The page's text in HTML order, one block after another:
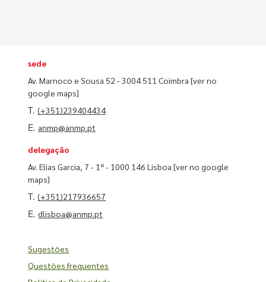
sede
Av. Marnoco e Sousa 52 - 3004 511 Coimbra[ver no
google maps]
T.(+351)239404434
E. anmp@anmp.pt
delegação
Av. Elias Garcia, 7 - 1º - 1000 146 Lisboa[ver no google
maps]
T.(+351)217936657
E.dlisboa@anmp.pt
Sugestões
Questões frequentes